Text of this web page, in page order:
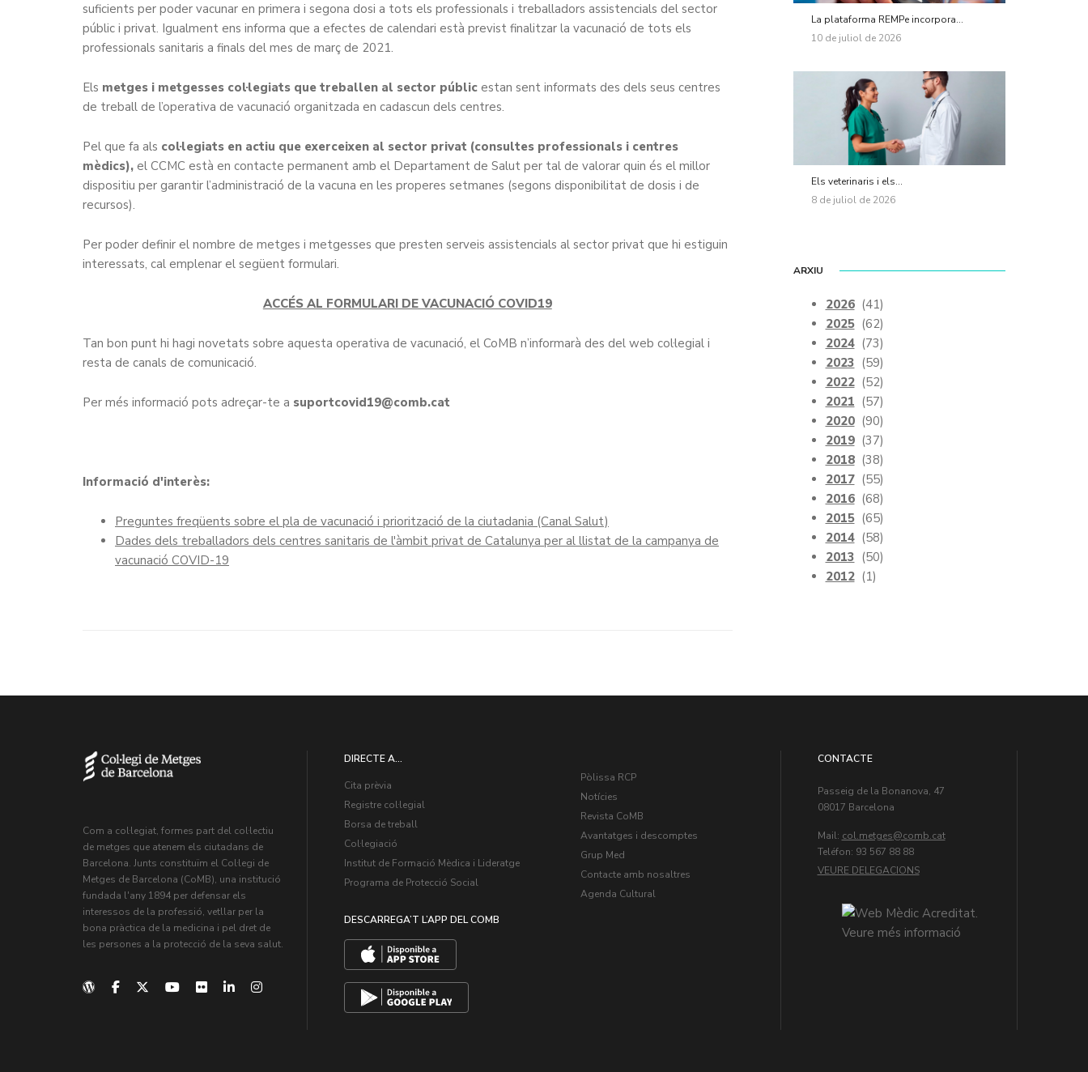
suficients per poder vacunar en primera i segona dosi a tots els professionals i treballadors assistencials del sector
públic i privat. Igualment ens informa que a efectes de calendari està previst finalitzar la vacunació de tots els
professionals sanitaris a finals del mes de març de 2021.
Els metges i metgesses col·legiats que treballen al sector públic estan sent informats des dels seus centres
de treball de l’operativa de vacunació organitzada en cadascun dels centres.
Pel que fa als col·legiats en actiu que exerceixen al sector privat (consultes professionals i centres
mèdics), el CCMC està en contacte permanent amb el Departament de Salut per tal de valorar quin és el millor
dispositiu per garantir l’administració de la vacuna en les properes setmanes (segons disponibilitat de dosis i de
recursos).
Per poder definir el nombre de metges i metgesses que presten serveis assistencials al sector privat que hi estiguin
interessats, cal emplenar el següent formulari.
ACCÉS AL FORMULARI DE VACUNACIÓ COVID19
Tan bon punt hi hagi novetats sobre aquesta operativa de vacunació, el CoMB n’informarà des del web col·legial i
resta de canals de comunicació.
Per més informació pots adreçar-te a suportcovid19@comb.cat
Informació d'interès:
Preguntes freqüents sobre el pla de vacunació i priorització de la ciutadania (Canal Salut)
Dades dels treballadors dels centres sanitaris de l'àmbit privat de Catalunya per al llistat de la campanya de
vacunació COVID-19
La plataforma REMPe incorpora...
10 de juliol de 2026
Els veterinaris i els...
8 de juliol de 2026
ARXIU
2026 (41)
2025 (62)
2024 (73)
2023 (59)
2022 (52)
2021 (57)
2020 (90)
2019 (37)
2018 (38)
2017 (55)
2016 (68)
2015 (65)
2014 (58)
2013 (50)
2012 (1)
Com a col·legiat, formes part del col·lectiu
de metges que atenem els ciutadans de
Barcelona. Junts constituïm el Col·legi de
Metges de Barcelona (CoMB), una institució
fundada l'any 1894 per defensar els
interessos de la professió, vetllar per la
bona pràctica de la medicina i pel dret de
les persones a la protecció de la seva salut.
DIRECTE A...
Cita prèvia
Registre col·legial
Borsa de treball
Col·legiació
Institut de Formació Mèdica i Lideratge
Programa de Protecció Social
DESCARREGA’T L’APP DEL COMB
Pòlissa RCP
Notícies
Revista CoMB
Avantatges i descomptes
Grup Med
Contacte amb nosaltres
Agenda Cultural
CONTACTE
Passeig de la Bonanova, 47
08017 Barcelona
Mail: col.metges
Teléfon: 93 567 88 88
VEURE DELEGACIONS